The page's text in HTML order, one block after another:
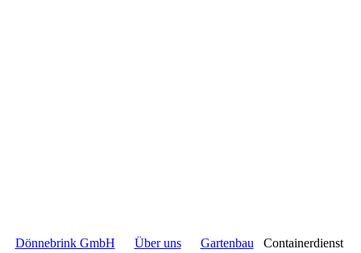
Dönnebrink GmbH Über uns Gartenbau Containerdienst